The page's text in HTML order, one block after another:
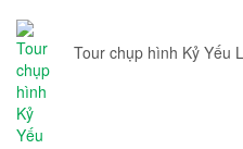
Tour chụp hình Kỷ Yếu